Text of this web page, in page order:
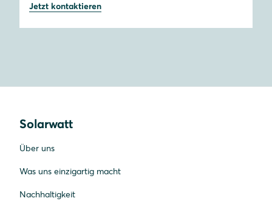
Jetzt kontaktieren
Solarwatt
Über uns
Was uns einzigartig macht
Nachhaltigkeit